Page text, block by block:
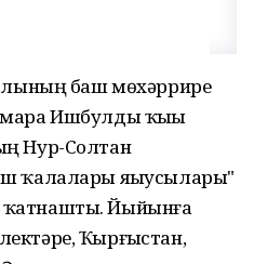
баш мөхәррире
Ишбулды ҡыҙы
Нур-Солтан
ҡалалары яҙыусылары"
Йыйынға
Ҡырғыҙстан,